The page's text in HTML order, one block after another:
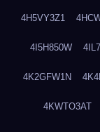
4H5VY3Z1
4I5H850W
4K2GFW1N
4KWTO3AT